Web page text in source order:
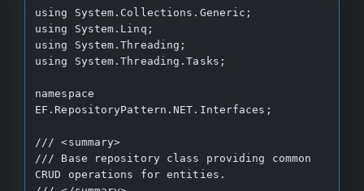
using System.Collections.Generic;
using System.Linq;
using System.Threading;
using System.Threading.Tasks;
namespace
EF.RepositoryPattern.NET.Interfaces;
/// <summary>
/// Base repository class providing common
CRUD operations for entities.